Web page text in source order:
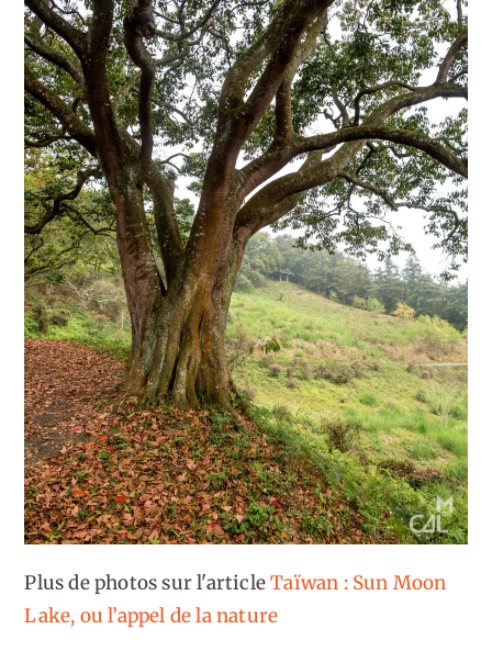
Plus de photos sur l'articleTaïwan : Sun Moon
Lake, ou l’appel de la nature